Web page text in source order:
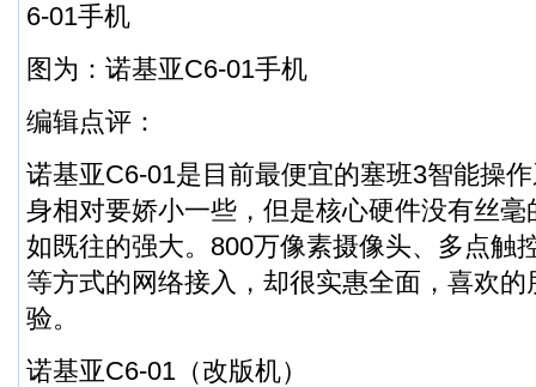
图为：诺基亚C6-01手机
编辑点评：
诺基亚C6-01是目前最便宜的塞班3智能操
身相对要娇小一些，但是核心硬件没有丝
如既往的强大。800万像素摄像头、多点触
等方式的网络接入，却很实惠全面，喜欢
验。
诺基亚C6-01（改版机）